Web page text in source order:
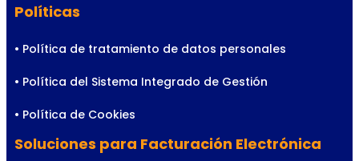
Políticas
• Política de tratamiento de datos personales
• Política del Sistema Integrado de Gestión
• Política de Cookies
Soluciones para Facturación Electrónica